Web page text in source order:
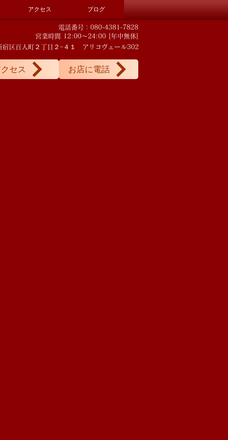
アクセス ブログ
電話番号：080-4381-7828
営業時間 12:00～24:00 [年中無休]
区百人町２丁目２−４１ アリコヴェール302
セス お店に電話